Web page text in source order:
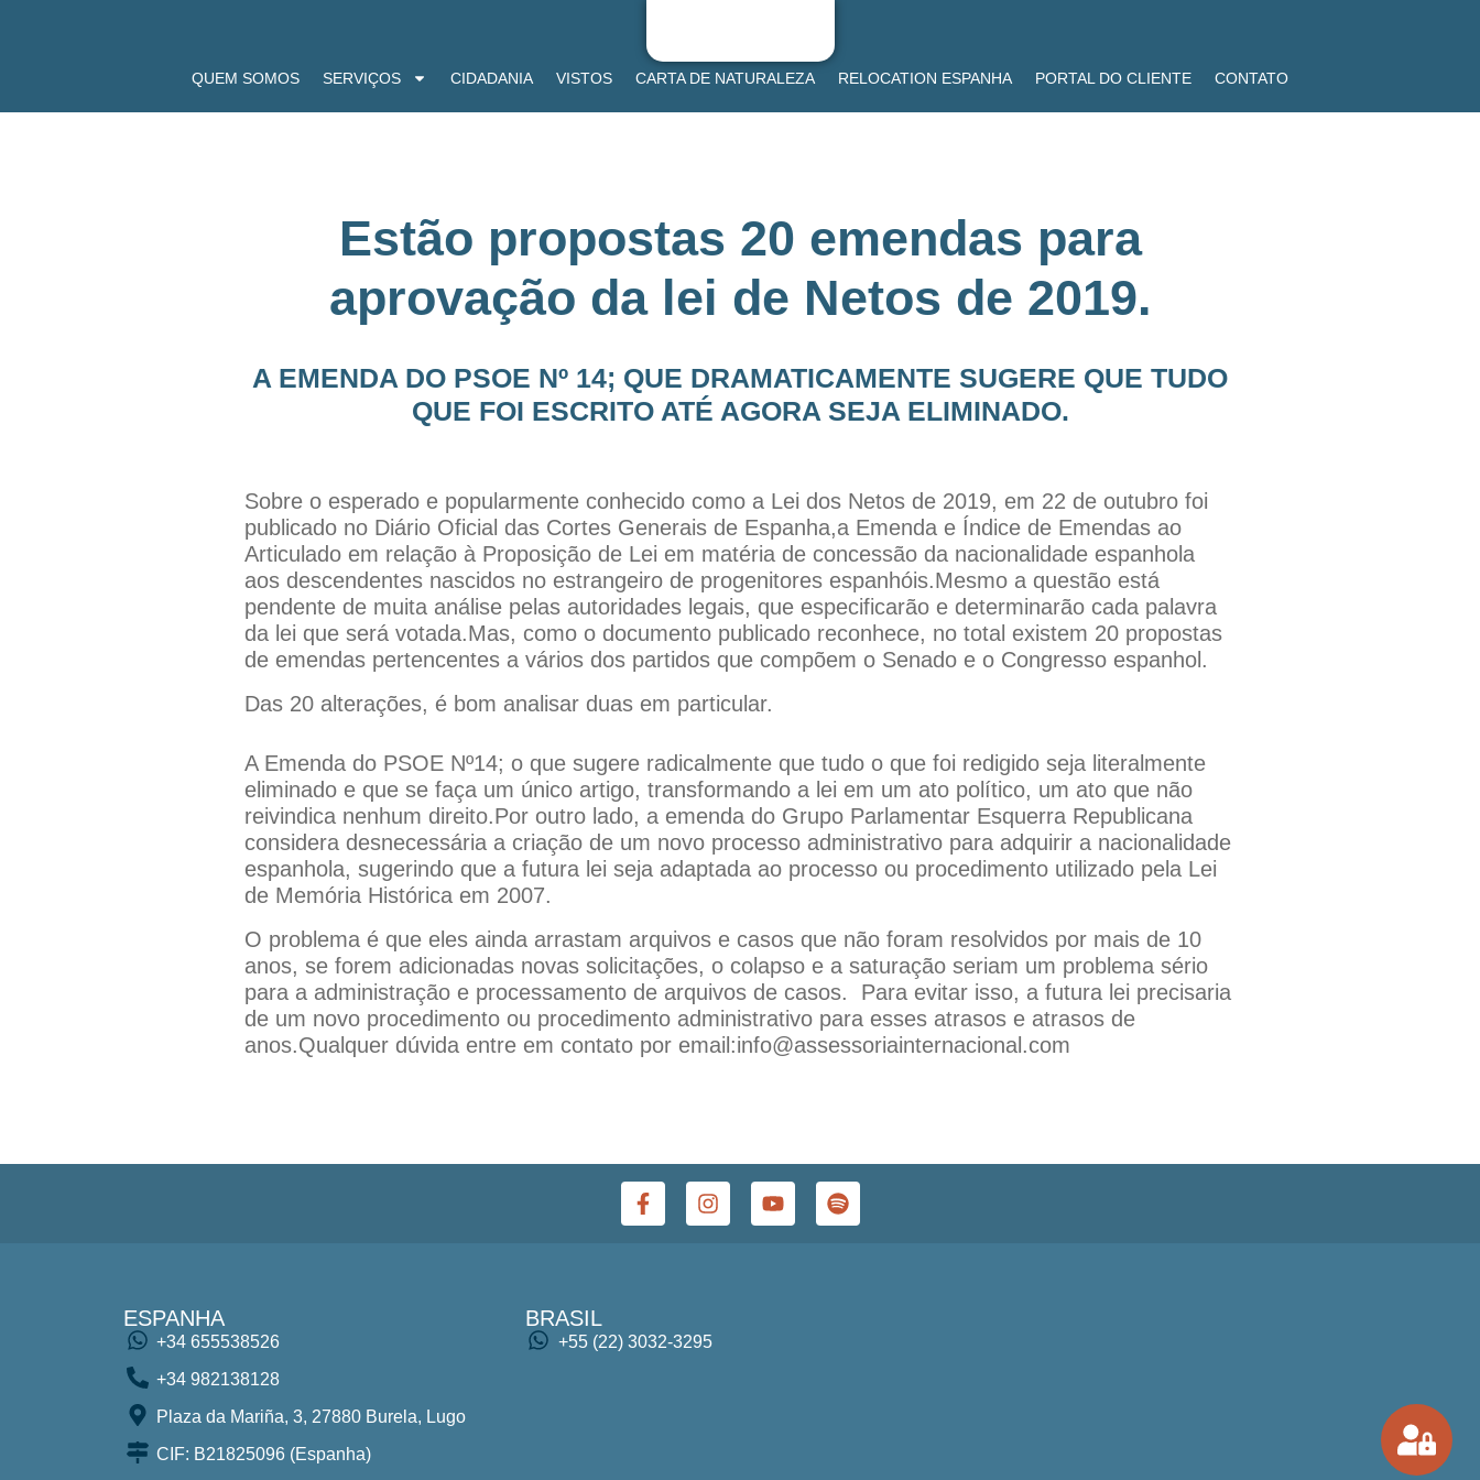
QUEM SOMOS SERVIÇOS CIDADANIA VISTOS CARTA DE NATURALEZA RELOCATION ESPANHA PORTAL DO CLIENTE CONTATO
Estão propostas 20 emendas para
aprovação da lei de Netos de 2019.
A EMENDA DO PSOE Nº 14; QUE DRAMATICAMENTE SUGERE QUE TUDO
QUE FOI ESCRITO ATÉ AGORA SEJA ELIMINADO.
Sobre o esperado e popularmente conhecido como a Lei dos Netos de 2019, em 22 de outubro foi
publicado no Diário Oficial das Cortes Generais de Espanha,a Emenda e Índice de Emendas ao
Articulado em relação à Proposição de Lei em matéria de concessão da nacionalidade espanhola
aos descendentes nascidos no estrangeiro de progenitores espanhóis.Mesmo a questão está
pendente de muita análise pelas autoridades legais, que especificarão e determinarão cada palavra
da lei que será votada.Mas, como o documento publicado reconhece, no total existem 20 propostas
de emendas pertencentes a vários dos partidos que compõem o Senado e o Congresso espanhol.
Das 20 alterações, é bom analisar duas em particular.
A Emenda do PSOE Nº14; o que sugere radicalmente que tudo o que foi redigido seja literalmente
eliminado e que se faça um único artigo, transformando a lei em um ato político, um ato que não
reivindica nenhum direito.Por outro lado, a emenda do Grupo Parlamentar Esquerra Republicana
considera desnecessária a criação de um novo processo administrativo para adquirir a nacionalidade
espanhola, sugerindo que a futura lei seja adaptada ao processo ou procedimento utilizado pela Lei
de Memória Histórica em 2007.
O problema é que eles ainda arrastam arquivos e casos que não foram resolvidos por mais de 10
anos, se forem adicionadas novas solicitações, o colapso e a saturação seriam um problema sério
para a administração e processamento de arquivos de casos. Para evitar isso, a futura lei precisaria
de um novo procedimento ou procedimento administrativo para esses atrasos e atrasos de
anos.Qualquer dúvida entre em contato por email:info@assessoriainternacional.com
ESPANHA
+34 655538526
+34 982138128
Plaza da Mariña, 3, 27880 Burela, Lugo
CIF: B21825096 (Espanha)
BRASIL
+55 (22) 3032-3295